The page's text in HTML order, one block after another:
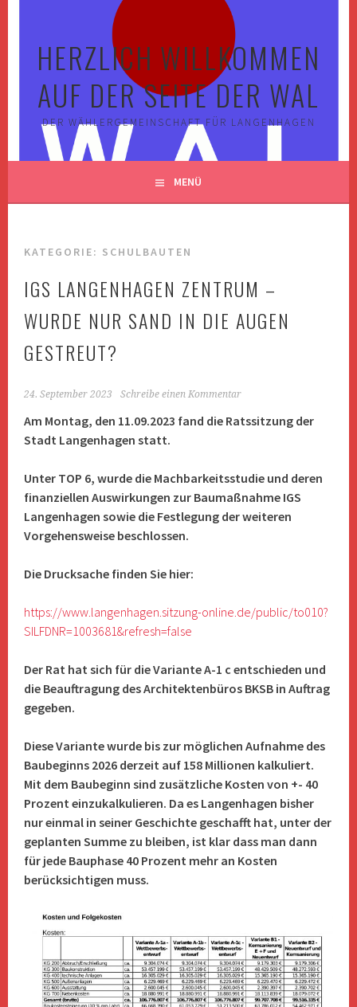
HERZLICH WILLKOMMEN
AUF DER SEITE DER WAL
DER WÄHLERGEMEINSCHAFT FÜR LANGENHAGEN
MENÜ
KATEGORIE: SCHULBAUTEN
IGS LANGENHAGEN ZENTRUM –
WURDE NUR SAND IN DIE AUGEN
GESTREUT?
24. September 2023 Schreibe einen Kommentar
Am Montag, den 11.09.2023 fand die Ratssitzung der
Stadt Langenhagen statt.
Unter TOP 6, wurde die Machbarkeitsstudie und deren
finanziellen Auswirkungen zur Baumaßnahme IGS
Langenhagen sowie die Festlegung der weiteren
Vorgehensweise beschlossen.
Die Drucksache finden Sie hier:
https://www.langenhagen.sitzung-online.de/public/to010?
SILFDNR=1003681&refresh=false
Der Rat hat sich für die Variante A-1 c entschieden und
die Beauftragung des Architektenbüros BKSB in Auftrag
gegeben.
Diese Variante wurde bis zur möglichen Aufnahme des
Baubeginns 2026 derzeit auf 158 Millionen kalkuliert.
Mit dem Baubeginn sind zusätzliche Kosten von +- 40
Prozent einzukalkulieren. Da es Langenhagen bisher
nur einmal in seiner Geschichte geschafft hat, unter der
geplanten Summe zu bleiben, ist klar dass man dann
für jede Bauphase 40 Prozent mehr an Kosten
berücksichtigen muss.